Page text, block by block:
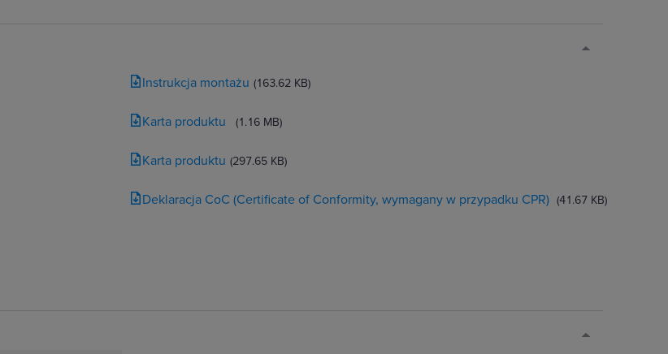
Instrukcja montażu (163.62 KB)
Karta produktu (1.16 MB)
Karta produktu (297.65 KB)
Deklaracja CoC (Certificate of Conformity, wymagany w przypadku CPR) (41.67 KB)